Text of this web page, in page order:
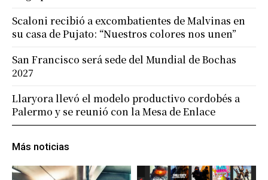
Más noticias
Scaloni recibió a excombatientes de Malvinas en
su casa de Pujato: “Nuestros colores nos unen”
San Francisco será sede del Mundial de Bochas
2027
Llaryora llevó el modelo productivo cordobés a
Palermo y se reunió con la Mesa de Enlace